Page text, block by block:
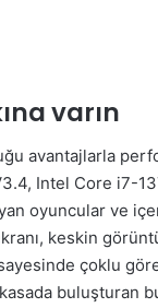
varın
avantajlarla
Intel Core i7-
oyuncular ve
keskin
çoklu
buluşturan